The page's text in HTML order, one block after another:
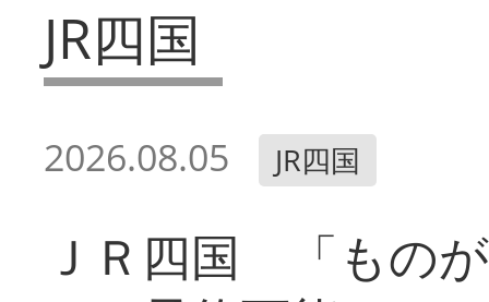
JR四国
2026.08.05 JR四国
ＪＲ四国 「もの